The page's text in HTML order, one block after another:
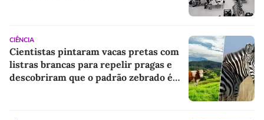
CIÊNCIA
Cientistas pintaram vacas pretas com
listras brancas para repelir pragas e
descobriram que o padrão zebrado é